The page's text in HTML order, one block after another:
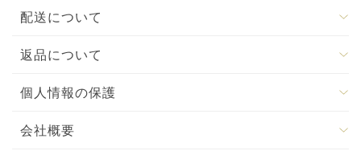
配送について
返品について
個人情報の保護
会社概要